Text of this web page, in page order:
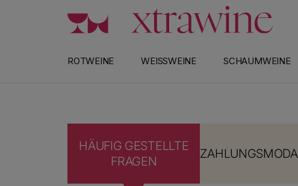
zum Inhalt
ROTWEINE WEISSWEINE SCHAUMWEINE
HÄUFIG GESTELLTE
FRAGEN